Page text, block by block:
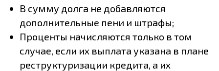
В сумму долга не добавляются
дополнительные пени и штрафы;
Проценты начисляются только в том
случае, если их выплата указана в плане
реструктуризации кредита, а их